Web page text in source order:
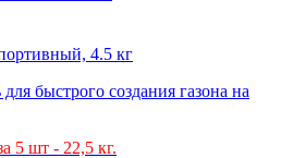
4.5 кг
быстрого создания газона на
5 шт - 22,5 кг.